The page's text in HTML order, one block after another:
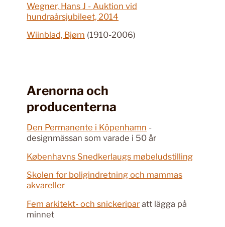
Wegner, Hans J - Auktion vid
hundraårsjubileet, 2014
Wiinblad, Bjørn (1910-2006)
Arenorna och
producenterna
Den Permanente i Köpenhamn -
designmässan som varade i 50 år
Københavns Snedkerlaugs møbeludstilling
Skolen for boligindretning och mammas
akvareller
Fem arkitekt- och snickeripar att lägga på
minnet